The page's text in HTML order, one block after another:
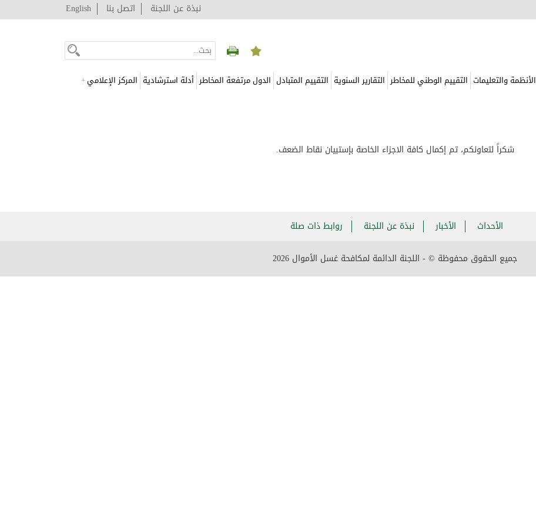
نبذة عن اللجنة اتصل بنا English
الأنظمة والتعليمات التقييم الوطني للمخاطر التقارير السنوية التقييم المتبادل الدول مرتفعة المخاطر أدلة استرشادية المركز الإعلامي+
شكراً لتعاونكم، تم إكمال كافة الاجزاء الخاصة بإستبيان نقاط الضعف.
الأحداث الأخبار نبذة عن اللجنة روابط ذات صلة
جميع الحقوق محفوظة © - اللجنة الدائمة لمكافحة غسل الأموال 2026